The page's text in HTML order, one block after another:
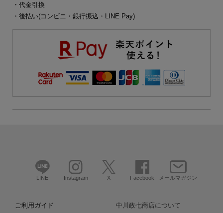
・代金引換
・後払い(コンビニ・銀行振込・LINE Pay)
LINE Instagram X Facebook メールマガジン
ご利用ガイド 中川政七商店について